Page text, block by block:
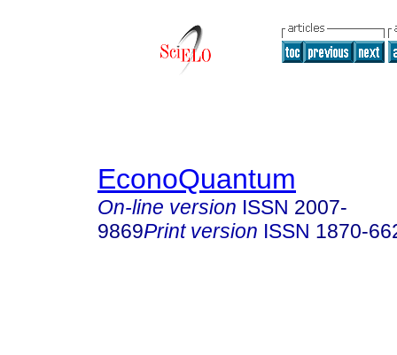
EconoQuantum
On-line version ISSN 2007-
9869Print version ISSN 1870-